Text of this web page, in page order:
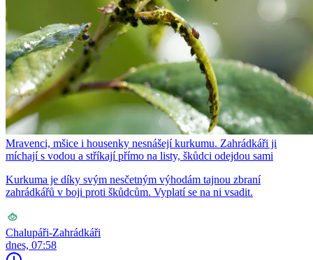
Mravenci, mšice i housenky nesnášejí kurkumu. Zahrádkáři ji
míchají s vodou a stříkají přímo na listy, škůdci odejdou sami
Kurkuma je díky svým nesčetným výhodám tajnou zbraní
zahrádkářů v boji proti škůdcům. Vyplatí se na ni vsadit.
Chalupáři-Zahrádkáři
dnes, 07:58